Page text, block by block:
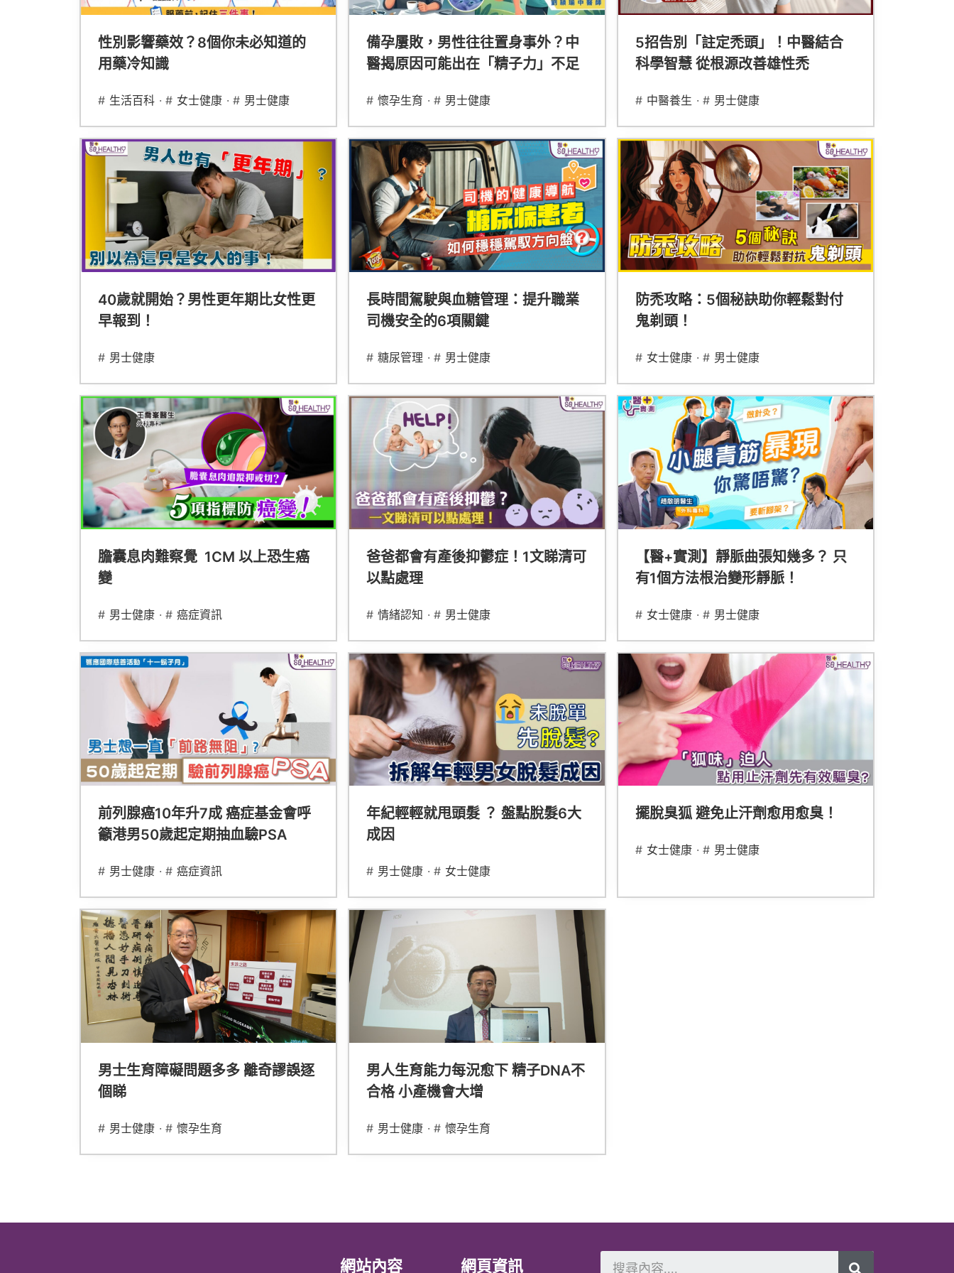
性別影響藥效？8個你未必知道的
用藥冷知識
# 生活百科 · # 女士健康 · # 男士健康
備孕屢敗，男性往往置身事外？中
醫揭原因可能出在「精子力」不足
# 懷孕生育 · # 男士健康
5招告別「註定禿頭」！中醫結合
科學智慧 從根源改善雄性禿
# 中醫養生 · # 男士健康
40歲就開始？男性更年期比女性更
早報到！
# 男士健康
長時間駕駛與血糖管理：提升職業
司機安全的6項關鍵
# 糖尿管理 · # 男士健康
防禿攻略：5個秘訣助你輕鬆對付
鬼剃頭！
# 女士健康 · # 男士健康
膽囊息肉難察覺 1CM 以上恐生癌
變
# 男士健康 · # 癌症資訊
爸爸都會有產後抑鬱症！1文睇清可
以點處理
# 情緒認知 · # 男士健康
【醫+實測】靜脈曲張知幾多？ 只
有1個方法根治變形靜脈！
# 女士健康 · # 男士健康
前列腺癌10年升7成 癌症基金會呼
籲港男50歲起定期抽血驗PSA
# 男士健康 · # 癌症資訊
年紀輕輕就甩頭髮 ？ 盤點脫髮6大
成因
# 男士健康 · # 女士健康
擺脫臭狐 避免止汗劑愈用愈臭！
# 女士健康 · # 男士健康
男士生育障礙問題多多 離奇謬誤逐
個睇
# 男士健康 · # 懷孕生育
男人生育能力每況愈下 精子DNA不
合格 小產機會大增
# 男士健康 · # 懷孕生育
網站內容 網頁資訊